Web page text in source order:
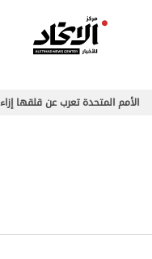
الأمم المتحدة تعرب عن قلقها إزاء